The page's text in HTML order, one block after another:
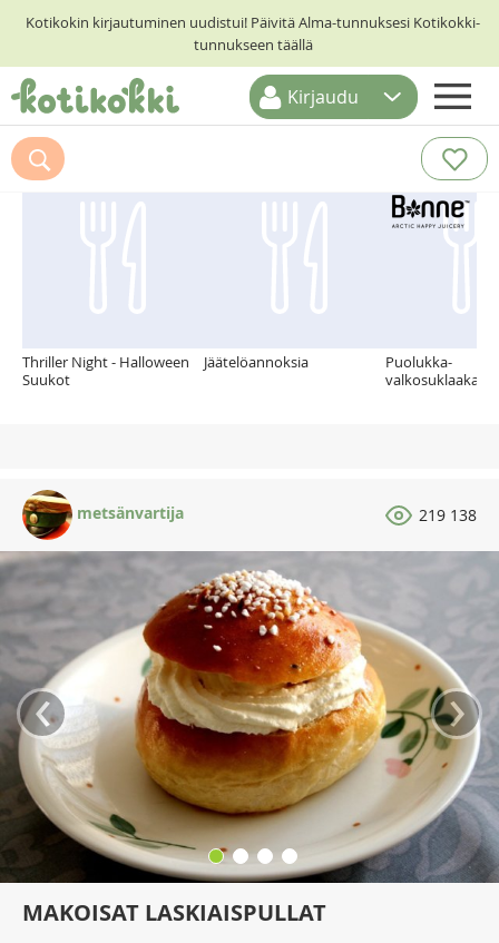
Kotikokin kirjautuminen uudistui! Päivitä Alma-tunnuksesi Kotikokki-
tunnukseen täällä
ETUSIVU
RESEPTIHAKU
Kirjaudu
Suosittelemme myös
Thriller Night - Halloween
Suukot
Jäätelöannoksia
Puolukka-
metsänvartija 219 138
‹ ›
MAKOISAT LASKIAISPULLAT